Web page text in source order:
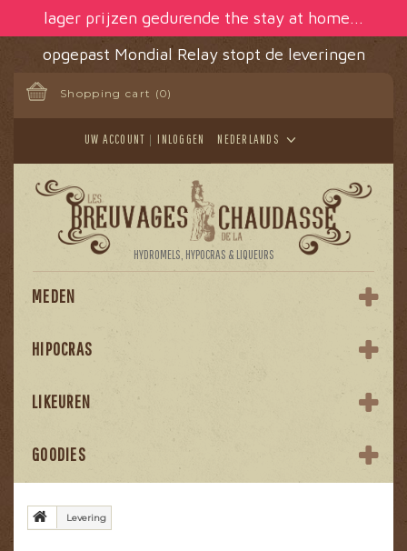
lager prijzen gedurende the stay at home...
opgepast Mondial Relay stopt de leveringen
Shopping cart (0)
NEDERLANDS
INLOGGEN
UW ACCOUNT
HYDROMELS, HYPOCRAS & LIQUEURS
MEDEN
HIPOCRAS
LIKEUREN
GOODIES
Levering
Cookies beheer paneel